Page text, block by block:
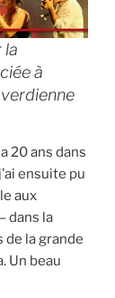
la
à
20 ans dans
ensuite pu
aux
dans la
la grande
Un beau